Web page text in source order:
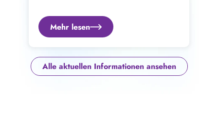
Mehr lesen
Alle aktuellen Informationen ansehen